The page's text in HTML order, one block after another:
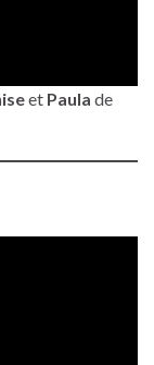
et Paula de